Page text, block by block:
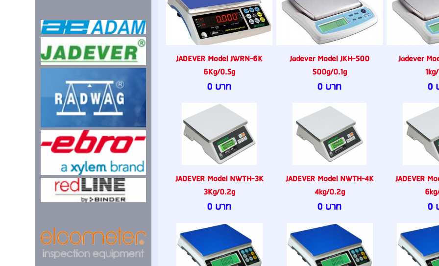
JADEVER Model JWRN-6K
6Kg/0.5g
0 บาท
Jadever Model JKH-500
500g/0.1g
0 บาท
Jadever
0
JADEVER Model NWTH-3K
3Kg/0.2g
0 บาท
JADEVER Model NWTH-4K
4kg/0.2g
0 บาท
JADEVER
0